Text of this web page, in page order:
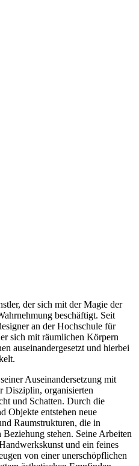
der sich mit der Magie der
beschäftigt. Seit
an der Hochschule für
sich mit räumlichen Körpern
auseinandergesetzt und hierbei
Auseinandersetzung mit
Disziplin, organisierten
und Schatten. Durch die
Objekte entstehen neue
Raumstrukturen, die in
stehen. Seine Arbeiten
und ein feines
von einer unerschöpflichen